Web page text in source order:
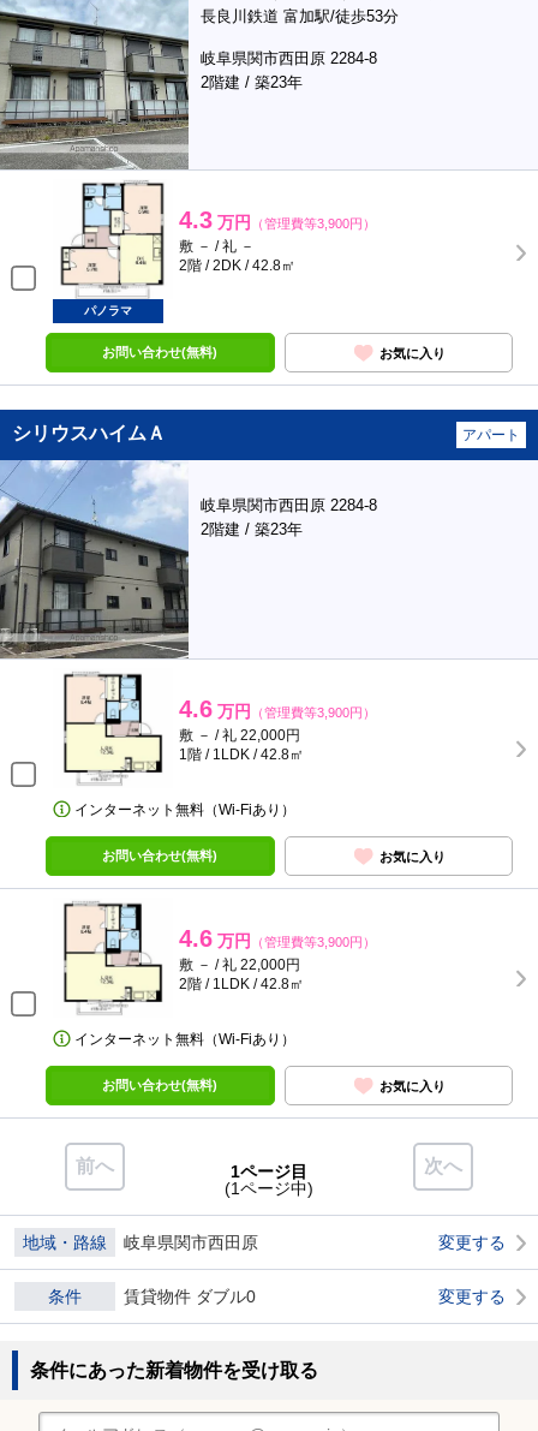
長良川鉄道 富加駅/徒歩53分
岐阜県関市西田原 2284-8
2階建 / 築23年
4.3 万円 （管理費等3,900円）
敷 － / 礼 －
2階 / 2DK / 42.8㎡
パノラマ
お問い合わせ(無料) お気に入り
シリウスハイムＡ アパート
岐阜県関市西田原 2284-8
2階建 / 築23年
4.6 万円 （管理費等3,900円）
敷 － / 礼 22,000円
1階 / 1LDK / 42.8㎡
インターネット無料（Wi-Fiあり）
お問い合わせ(無料) お気に入り
4.6 万円 （管理費等3,900円）
敷 － / 礼 22,000円
2階 / 1LDK / 42.8㎡
インターネット無料（Wi-Fiあり）
お問い合わせ(無料) お気に入り
前へ 次へ
1ページ目
(1ページ中)
地域・路線 岐阜県関市西田原 変更する
条件 賃貸物件 ダブル0 変更する
条件にあった新着物件を受け取る